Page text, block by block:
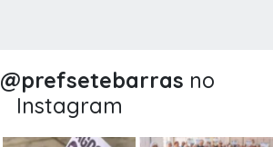
@‌prefsetebarras no
Instagram